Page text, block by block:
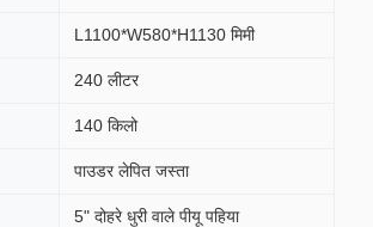
L1100*W580*H1130 मिमी
240 लीटर
140 किलो
पाउडर लेपित जस्ता
5" दोहरे धुरी वाले पीयू पहिया